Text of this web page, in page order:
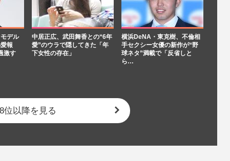
デル
報
激す
中居正広、武田舞香との“6年
愛”のウラで隠してきた「年
下女性の存在」
横浜DeNA・東克樹、不倫相
手セクシー女優の新作が“野
球ネタ”満載で「反省しと
ら…
位以降を見る